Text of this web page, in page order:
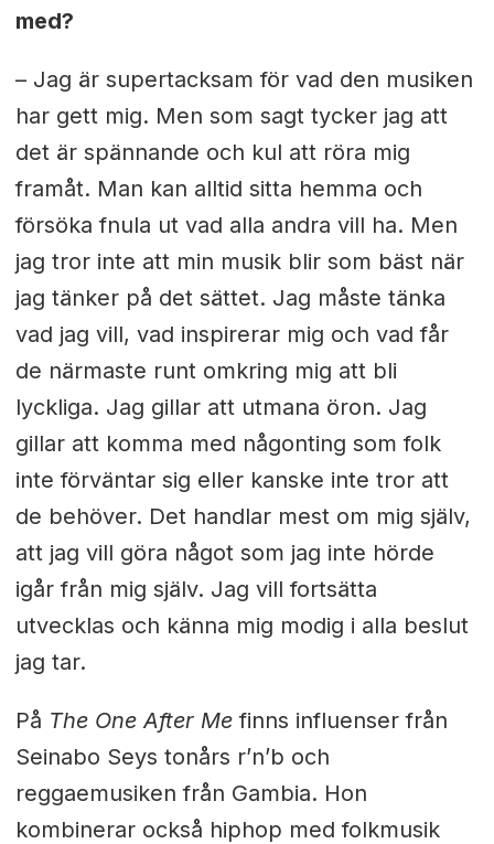
med?
– Jag är supertacksam för vad den musiken
har gett mig. Men som sagt tycker jag att
det är spännande och kul att röra mig
framåt. Man kan alltid sitta hemma och
försöka fnula ut vad alla andra vill ha. Men
jag tror inte att min musik blir som bäst när
jag tänker på det sättet. Jag måste tänka
vad jag vill, vad inspirerar mig och vad får
de närmaste runt omkring mig att bli
lyckliga. Jag gillar att utmana öron. Jag
gillar att komma med någonting som folk
inte förväntar sig eller kanske inte tror att
de behöver. Det handlar mest om mig själv,
att jag vill göra något som jag inte hörde
igår från mig själv. Jag vill fortsätta
utvecklas och känna mig modig i alla beslut
jag tar.
På The One After Mefinns influenser från
Seinabo Seys tonårs r’n’b och
reggaemusiken från Gambia. Hon
kombinerar också hiphop med folkmusik